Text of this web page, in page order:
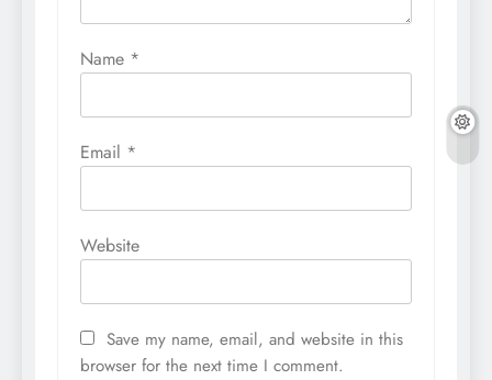
Name *
Email *
Website
Save my name, email, and website in this
browser for the next time I comment.